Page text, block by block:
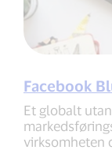
Facebook
Et globalt
virksomheten